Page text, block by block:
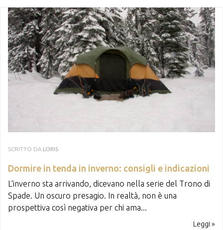
SCRITTO DA LORIS
Dormire in tenda in inverno: consigli e indicazioni
L‘inverno sta arrivando, dicevano nella serie del Trono di
Spade. Un oscuro presagio. In realtà, non è una
prospettiva così negativa per chi ama...
Leggi »